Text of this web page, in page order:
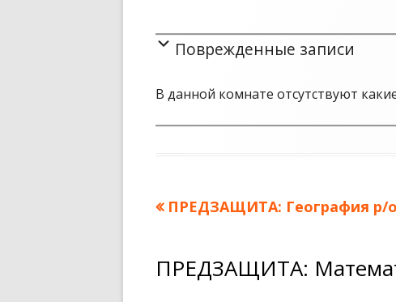
Поврежденные записи
В данной комнате отсутствуют
Навигация
записям
Предыдущая
ПРЕДЗАЩИТА: География р/о
ПРЕДЗАЩИТА: